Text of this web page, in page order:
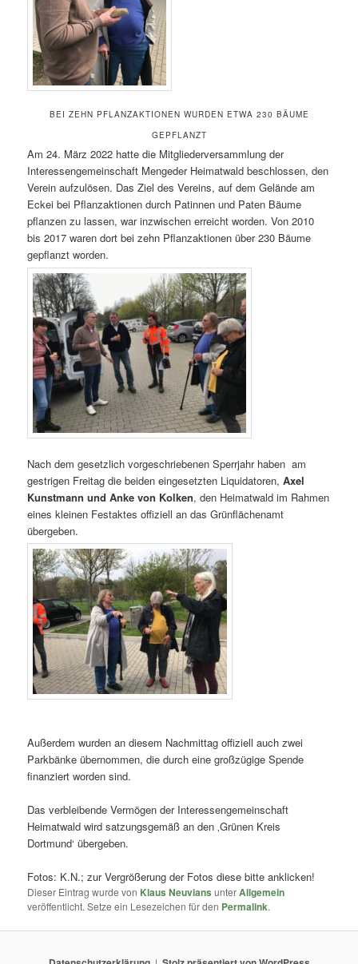
BEI ZEHN PFLANZAKTIONEN WURDEN ETWA 230 BÄUME
GEPFLANZT
Am 24. März 2022 hatte die Mitgliederversammlung der
Interessengemeinschaft Mengeder Heimatwald beschlossen, den
Verein aufzulösen. Das Ziel des Vereins, auf dem Gelände am
Eckei bei Pflanzaktionen durch Patinnen und Paten Bäume
pflanzen zu lassen, war inzwischen erreicht worden. Von 2010
bis 2017 waren dort bei zehn Pflanzaktionen über 230 Bäume
gepflanzt worden.
Nach dem gesetzlich vorgeschriebenen Sperrjahr haben am
gestrigen Freitag die beiden eingesetzten Liquidatoren,Axel
Kunstmann und Anke von Kolken, den Heimatwald im Rahmen
eines kleinen Festaktes offiziell an das Grünflächenamt
übergeben.
Außerdem wurden an diesem Nachmittag offiziell auch zwei
Parkbänke übernommen, die durch eine großzügige Spende
finanziert worden sind.
Das verbleibende Vermögen der Interessengemeinschaft
Heimatwald wird satzungsgemäß an den ‚Grünen Kreis
Dortmund‘ übergeben.
Fotos: K.N.; zur Vergrößerung der Fotos diese bitte anklicken!
Dieser Eintrag wurde von Klaus Neuvians unterAllgemein
veröffentlicht. Setze ein Lesezeichen für den Permalink.